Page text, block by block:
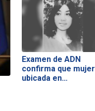
Examen de ADN
confirma que mujer
ubicada en…